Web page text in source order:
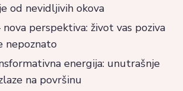
od nevidljivih okova
perspektiva: život vas poziva
nepoznato
energija: unutrašnje
na površinu